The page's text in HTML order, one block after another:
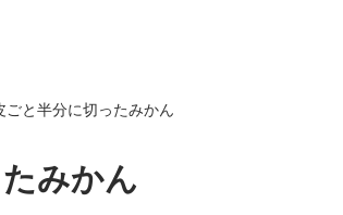
ごと半分に切ったみかん
みかん